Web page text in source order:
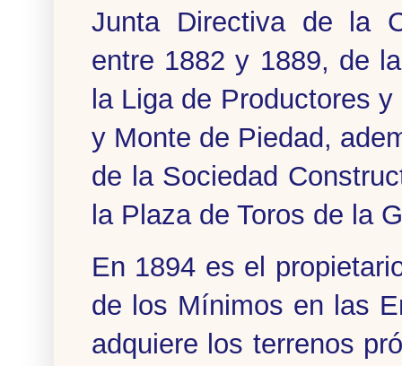
Junta Directiva de la
entre 1882 y 1889, de
la Liga de Productores
y Monte de Piedad,
de la Sociedad
la Plaza de Toros de la
En 1894 es el
de los Mínimos en las
adquiere los terrenos